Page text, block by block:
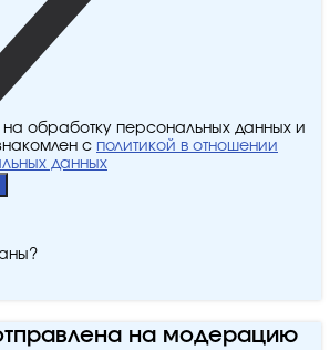
на обработку персональных данных и
с политикой в отношении
данных
на модерацию